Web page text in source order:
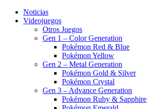
Noticias
Videojuegos
Otros Juegos
Gen 1 – Color Generation
Pokémon Red & Blue
Pokémon Yellow
Gen 2 – Metal Generation
Pokémon Gold & Silver
Pokémon Crystal
Gen 3 – Advance Generation
Pokémon Ruby & Sapphire